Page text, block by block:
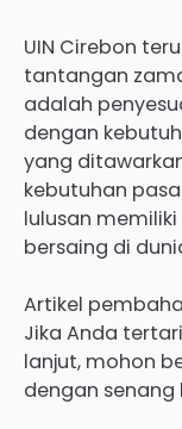
UIN Cirebon
tantangan
adalah
dengan
yang
kebutuhan
lulusan
bersaing di
Artikel
Jika Anda
lanjut, mohon
dengan